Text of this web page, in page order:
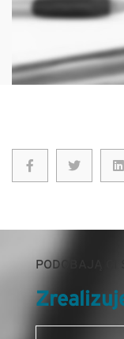
PODOBAJĄ CI